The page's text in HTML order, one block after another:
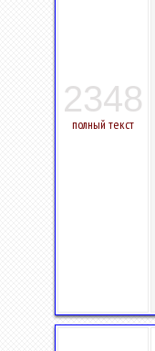
2348
полный текст